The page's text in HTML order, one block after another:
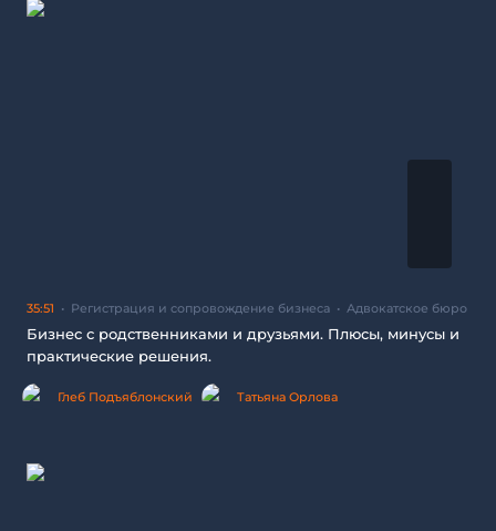
35:51 Регистрация и сопровождение бизнеса Адвокатское бюро
Бизнес с родственниками и друзьями. Плюсы, минусы и
практические решения.
Глеб Подъяблонский Татьяна Орлова